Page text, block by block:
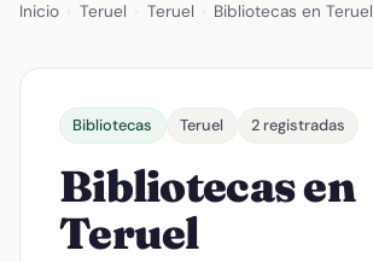
Inicio Teruel Teruel Bibliotecas en Teruel
Bibliotecas Teruel 2 registradas
Bibliotecas en
Teruel